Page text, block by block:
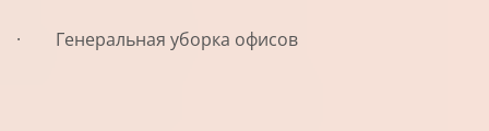
· Генеральная уборка офисов